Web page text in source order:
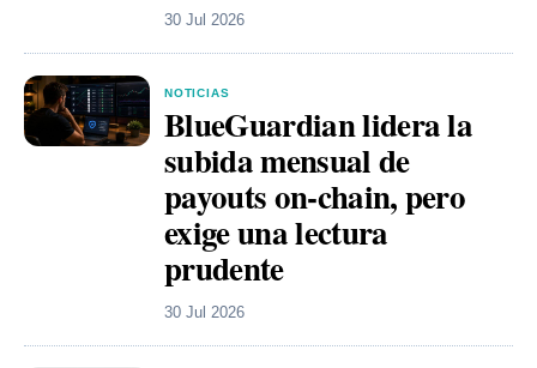
30 Jul 2026
NOTICIAS
BlueGuardian lidera la
subida mensual de
payouts on-chain, pero
exige una lectura
prudente
30 Jul 2026